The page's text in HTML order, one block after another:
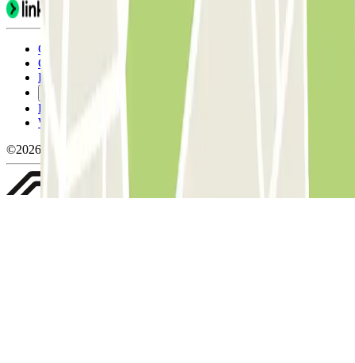
Condicions d'ús i contratació
Condicions de cancel-lació
Política de cookies
Política de privacitat
Whistleblowing
©2026 Parclick. All rights reserved